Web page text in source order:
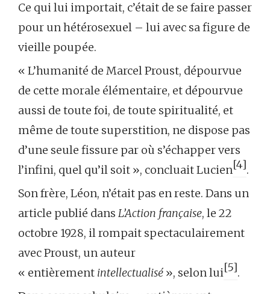
Ce qui lui importait, c’était de se faire passer
pour un hétérosexuel – lui avec sa figure de
vieille poupée.
« L’humanité de Marcel Proust, dépourvue
de cette morale élémentaire, et dépourvue
aussi de toute foi, de toute spiritualité, et
même de toute superstition, ne dispose pas
d’une seule fissure par où s’échapper vers
l’infini, quel qu’il soit », concluait Lucien[4].
Son frère, Léon, n’était pas en reste. Dans un
article publié dans L’Action française, le 22
octobre 1928, il rompait spectaculairement
avec Proust, un auteur
« entièrement intellectualisé », selon lui[5].